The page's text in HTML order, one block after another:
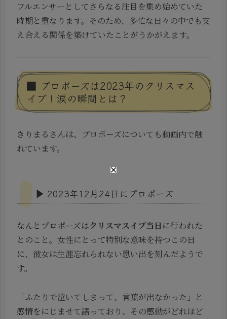
フルエンサーとしてさらなる注目を集め始めていた
時期と重なります。そのため、多忙な日々の中でも支
え合える関係を築けていたことがうかがえます。
■ プロポーズは2023年のクリスマス
イブ！涙の瞬間とは？
きりまるさんは、プロポーズについても動画内で触
れています。
▶ 2023年12月24日にプロポーズ
なんとプロポーズはクリスマスイブ当日に行われた
とのこと。女性にとって特別な意味を持つこの日
に、彼女は生涯忘れられない思い出を刻んだようで
す。
「ふたりで泣いてしまって、言葉が出なかった」と
感情をにじませて語っており、その感動がどれほど